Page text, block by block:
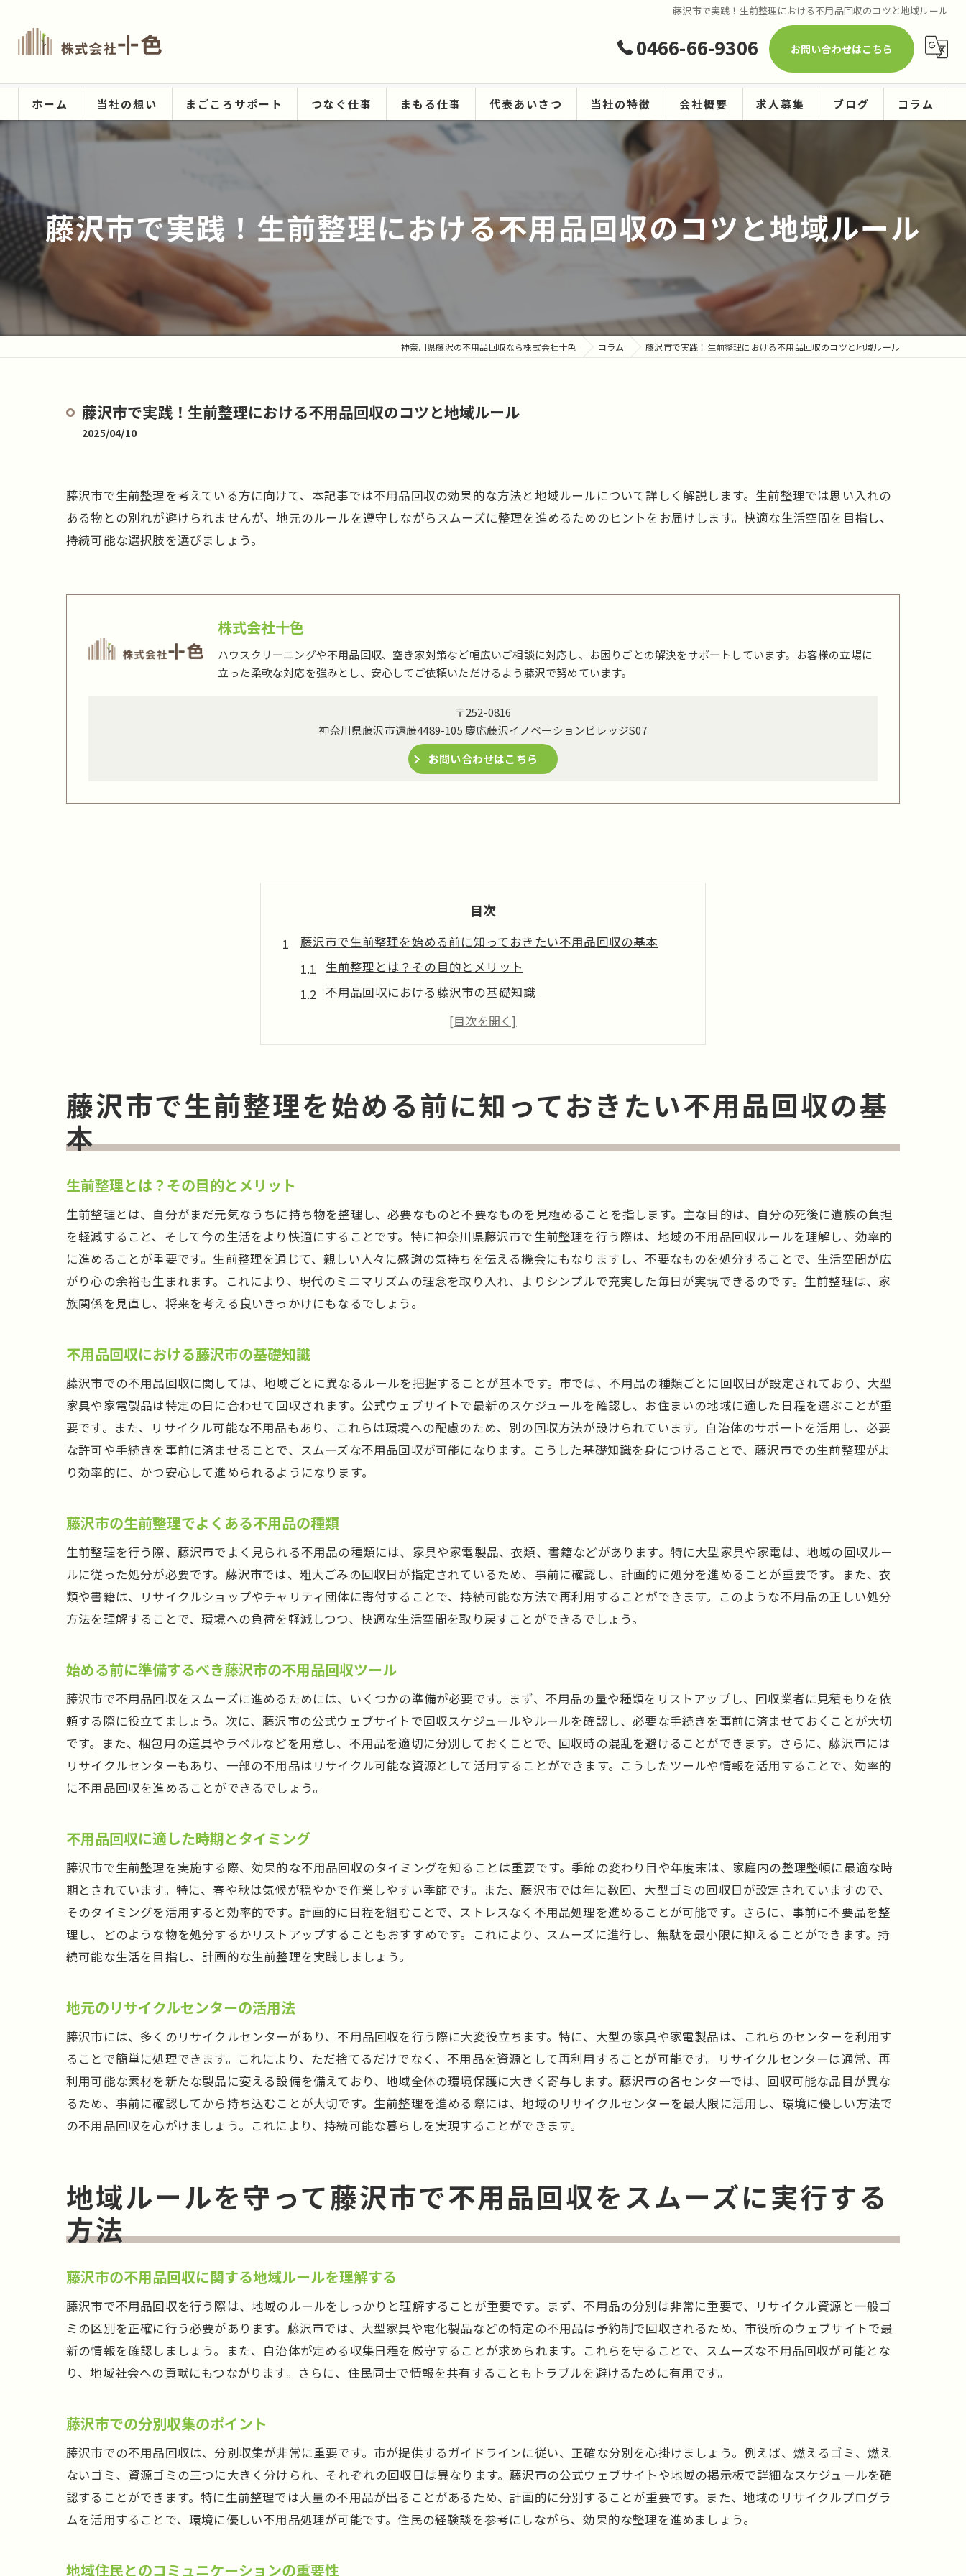
藤沢市で実践！生前整理における不用品回収のコツと地域ルール
0466-66-9306 お問い合わせはこちら
ホーム 当社の想い まごころサポート つなぐ仕事 まもる仕事 代表あいさつ 当社の特徴
ハウスクリーニング
生前整理
原状回復
会社概要 求人募集 ブログ コラム
藤沢市で実践！生前整理における不用品回収のコツと地域ルール
神奈川県藤沢の不用品回収なら株式会社十色 コラム 藤沢市で実践！生前整理における不用品回収のコツと地域ルール
藤沢市で実践！生前整理における不用品回収のコツと地域ルール
2025/04/10
藤沢市で生前整理を考えている方に向けて、本記事では不用品回収の効果的な方法と地域ルールについて詳しく解説します。生前整理では思い入れの
ある物との別れが避けられませんが、地元のルールを遵守しながらスムーズに整理を進めるためのヒントをお届けします。快適な生活空間を目指し、
持続可能な選択肢を選びましょう。
株式会社十色
ハウスクリーニングや不用品回収、空き家対策など幅広いご相談に対応し、お困りごとの解決をサポートしています。お客様の立場に
立った柔軟な対応を強みとし、安心してご依頼いただけるよう藤沢で努めています。
〒252-0816
神奈川県藤沢市遠藤4489-105 慶応藤沢イノベーションビレッジS07
お問い合わせはこちら
目次
藤沢市で生前整理を始める前に知っておきたい不用品回収の基本
生前整理とは？その目的とメリット
不用品回収における藤沢市の基礎知識
藤沢市の生前整理でよくある不用品の種類
始める前に準備するべき藤沢市の不用品回収ツール
地元のリサイクルセンターの活用法
地域ルールを守って藤沢市で不用品回収をスムーズに実行する方法
藤沢市の不用品回収に関する地域ルールを理解する
不用品回収の予約手続きとその流れ
地域イベントを活用した不用品回収の方法
ルールを無視した場合のリスクと対策
業者に依頼する際の注意点と確認事項
契約書のチェックポイント
地元に根ざした業者のメリット
藤沢市での循環型社会を目指す不用品回収の重要性
藤沢市での資源循環を促す方法
地域住民が参加できるリサイクルプログラム
不用品回収を通じた地域活性化の実例
持続可能な社会を支える地元の取り組み
藤沢市での循環型社会実現に向けた未来展望
空間整理の心理的効果とその実例
持ち物の見直しで生活の質を向上させる
藤沢市民が実践する空間デザインのアイデア
不用品を減らすための持たない生活のススメ
整理整頓による心地よい空間の作り方
感情に流されないためのコツ
不必要なものを捨てるタイミング
業者選びでの失敗談とその対策
地域ルール違反によるペナルティを避ける
不用品回収を通じた地域貢献の方法
リサイクル可能な資源の見分け方
藤沢市でのエコイベント紹介
不用品回収で得た資金を活用した地域活動
早めの準備が成功の鍵
地域のサポート機関を積極的に活用する
デジタルツールを使った整理整頓の方法
今すぐ実践できる簡単な断捨離術
藤沢市で生前整理を始める前に知っておきたい不用品回収の基
本
生前整理とは？その目的とメリット
生前整理とは、自分がまだ元気なうちに持ち物を整理し、必要なものと不要なものを見極めることを指します。主な目的は、自分の死後に遺族の負担
を軽減すること、そして今の生活をより快適にすることです。特に神奈川県藤沢市で生前整理を行う際は、地域の不用品回収ルールを理解し、効率的
に進めることが重要です。生前整理を通じて、親しい人々に感謝の気持ちを伝える機会にもなりますし、不要なものを処分することで、生活空間が広
がり心の余裕も生まれます。これにより、現代のミニマリズムの理念を取り入れ、よりシンプルで充実した毎日が実現できるのです。生前整理は、家
族関係を見直し、将来を考える良いきっかけにもなるでしょう。
不用品回収における藤沢市の基礎知識
藤沢市での不用品回収に関しては、地域ごとに異なるルールを把握することが基本です。市では、不用品の種類ごとに回収日が設定されており、大型
家具や家電製品は特定の日に合わせて回収されます。公式ウェブサイトで最新のスケジュールを確認し、お住まいの地域に適した日程を選ぶことが重
要です。また、リサイクル可能な不用品もあり、これらは環境への配慮のため、別の回収方法が設けられています。自治体のサポートを活用し、必要
な許可や手続きを事前に済ませることで、スムーズな不用品回収が可能になります。こうした基礎知識を身につけることで、藤沢市での生前整理がよ
り効率的に、かつ安心して進められるようになります。
藤沢市の生前整理でよくある不用品の種類
生前整理を行う際、藤沢市でよく見られる不用品の種類には、家具や家電製品、衣類、書籍などがあります。特に大型家具や家電は、地域の回収ルー
ルに従った処分が必要です。藤沢市では、粗大ごみの回収日が指定されているため、事前に確認し、計画的に処分を進めることが重要です。また、衣
類や書籍は、リサイクルショップやチャリティ団体に寄付することで、持続可能な方法で再利用することができます。このような不用品の正しい処分
方法を理解することで、環境への負荷を軽減しつつ、快適な生活空間を取り戻すことができるでしょう。
始める前に準備するべき藤沢市の不用品回収ツール
藤沢市で不用品回収をスムーズに進めるためには、いくつかの準備が必要です。まず、不用品の量や種類をリストアップし、回収業者に見積もりを依
頼する際に役立てましょう。次に、藤沢市の公式ウェブサイトで回収スケジュールやルールを確認し、必要な手続きを事前に済ませておくことが大切
です。また、梱包用の道具やラベルなどを用意し、不用品を適切に分別しておくことで、回収時の混乱を避けることができます。さらに、藤沢市には
リサイクルセンターもあり、一部の不用品はリサイクル可能な資源として活用することができます。こうしたツールや情報を活用することで、効率的
に不用品回収を進めることができるでしょう。
不用品回収に適した時期とタイミング
藤沢市で生前整理を実施する際、効果的な不用品回収のタイミングを知ることは重要です。季節の変わり目や年度末は、家庭内の整理整頓に最適な時
期とされています。特に、春や秋は気候が穏やかで作業しやすい季節です。また、藤沢市では年に数回、大型ゴミの回収日が設定されていますので、
そのタイミングを活用すると効率的です。計画的に日程を組むことで、ストレスなく不用品処理を進めることが可能です。さらに、事前に不要品を整
理し、どのような物を処分するかリストアップすることもおすすめです。これにより、スムーズに進行し、無駄を最小限に抑えることができます。持
続可能な生活を目指し、計画的な生前整理を実践しましょう。
地元のリサイクルセンターの活用法
藤沢市には、多くのリサイクルセンターがあり、不用品回収を行う際に大変役立ちます。特に、大型の家具や家電製品は、これらのセンターを利用す
ることで簡単に処理できます。これにより、ただ捨てるだけでなく、不用品を資源として再利用することが可能です。リサイクルセンターは通常、再
利用可能な素材を新たな製品に変える設備を備えており、地域全体の環境保護に大きく寄与します。藤沢市の各センターでは、回収可能な品目が異な
るため、事前に確認してから持ち込むことが大切です。生前整理を進める際には、地域のリサイクルセンターを最大限に活用し、環境に優しい方法で
の不用品回収を心がけましょう。これにより、持続可能な暮らしを実現することができます。
地域ルールを守って藤沢市で不用品回収をスムーズに実行する
方法
藤沢市の不用品回収に関する地域ルールを理解する
藤沢市で不用品回収を行う際は、地域のルールをしっかりと理解することが重要です。まず、不用品の分別は非常に重要で、リサイクル資源と一般ゴ
ミの区別を正確に行う必要があります。藤沢市では、大型家具や電化製品などの特定の不用品は予約制で回収されるため、市役所のウェブサイトで最
新の情報を確認しましょう。また、自治体が定める収集日程を厳守することが求められます。これらを守ることで、スムーズな不用品回収が可能とな
り、地域社会への貢献にもつながります。さらに、住民同士で情報を共有することもトラブルを避けるために有用です。
藤沢市での分別収集のポイント
藤沢市での不用品回収は、分別収集が非常に重要です。市が提供するガイドラインに従い、正確な分別を心掛けましょう。例えば、燃えるゴミ、燃え
ないゴミ、資源ゴミの三つに大きく分けられ、それぞれの回収日は異なります。藤沢市の公式ウェブサイトや地域の掲示板で詳細なスケジュールを確
認することができます。特に生前整理では大量の不用品が出ることがあるため、計画的に分別することが重要です。また、地域のリサイクルプログラ
ムを活用することで、環境に優しい不用品処理が可能です。住民の経験談を参考にしながら、効果的な整理を進めましょう。
地域住民とのコミュニケーションの重要性